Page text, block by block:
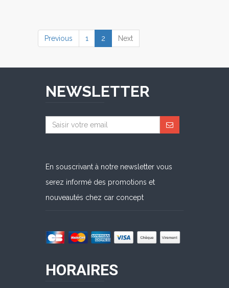
Previous 1 2 (current)
Next
NEWSLETTER
En souscrivant à notre newsletter vous
serez informé des promotions et
nouveautés chez car concept
HORAIRES